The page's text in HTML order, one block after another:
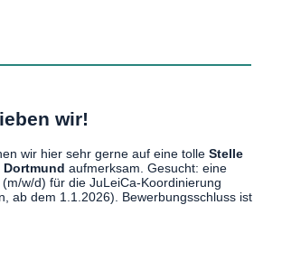
wir!
wir hier sehr gerne auf eine tolle Stelle
aufmerksam. Gesucht: eine
w/d) für die JuLeiCa-Koordinierung
ab dem 1.1.2026). Bewerbungsschluss ist